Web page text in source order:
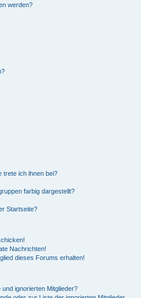
werden?
trete ich ihnen bei?
farbig dargestellt?
Startseite?
Nachrichten!
dieses Forums erhalten!
ignorierten Mitglieder?